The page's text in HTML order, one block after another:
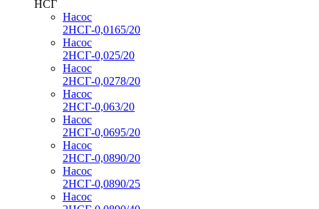
НСГ
Насос
2НСГ-0,0165/20
Насос
2НСГ-0,025/20
Насос
2НСГ-0,0278/20
Насос
2НСГ-0,063/20
Насос
2НСГ-0,0695/20
Насос
2НСГ-0,0890/20
Насос
2НСГ-0,0890/25
Насос